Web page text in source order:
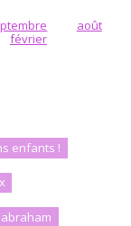
août
février
enfants !
abraham